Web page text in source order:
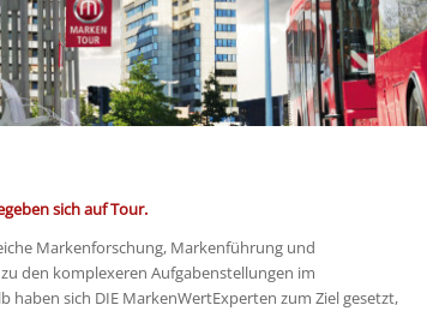
sich auf Tour.
Markenforschung, Markenführung und
den komplexeren Aufgabenstellungen im
haben sich DIE MarkenWertExperten zum Ziel gesetzt,